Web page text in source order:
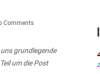
Comments
grundlegende
um die Post